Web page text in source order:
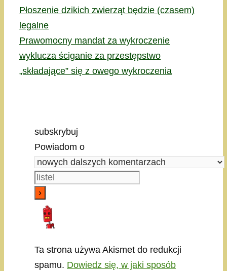
Płoszenie dzikich zwierząt będzie (czasem)
legalne
Prawomocny mandat za wykroczenie
wyklucza ściganie za przestępstwo
„składające” się z owego wykroczenia
subskrybuj
Powiadom o
Ta strona używa Akismet do redukcji
spamu. Dowiedz się, w jaki sposób